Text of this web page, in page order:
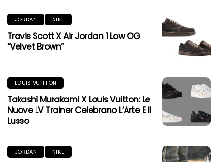
JORDAN NIKE
Travis Scott X Air Jordan 1 Low OG
“Velvet Brown”
LOUIS VUITTON
Takashi Murakami X Louis Vuitton: Le
Nuove LV Trainer Celebrano L’Arte E Il
Lusso
JORDAN NIKE